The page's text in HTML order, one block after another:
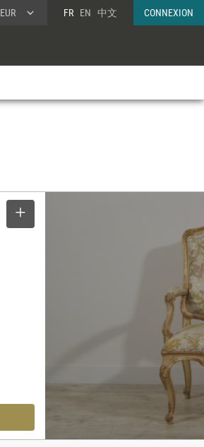
EUR FR EN 中文 CONNEXION